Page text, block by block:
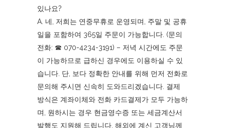
있나요?
A. 네, 저희는 연중무휴로 운영되며, 주말 및 공휴
일을 포함하여 365일 주문이 가능합니다. (문의
전화: ☎︎ 070-4234-3191) – 저녁 시간에도 주문
이 가능하므로 급하신 경우에도 이용하실 수 있
습니다. 단, 보다 정확한 안내를 위해 먼저 전화로
문의해 주시면 신속히 도와드리겠습니다. 결제
방식은 계좌이체와 전화 카드결제가 모두 가능하
며, 원하시는 경우 현금영수증 또는 세금계산서
발행도 지원해 드립니다. 해외에 계신 고객님께